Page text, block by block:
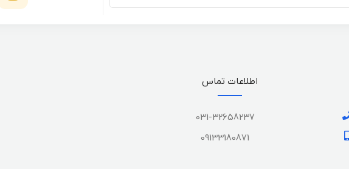
اطلاعات تماس
031-32658237
09133180871